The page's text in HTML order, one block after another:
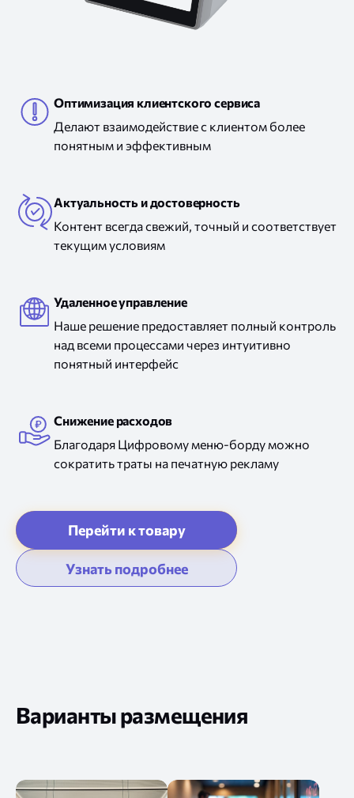
Оптимизация клиентского сервиса
Делают взаимодействие с клиентом более
понятным и эффективным
Актуальность и достоверность
Контент всегда свежий, точный и соответствует
текущим условиям
Удаленное управление
Наше решение предоставляет полный контроль
над всеми процессами через интуитивно
понятный интерфейс
Снижение расходов
Благодаря Цифровому меню-борду можно
сократить траты на печатную рекламу
Варианты размещения